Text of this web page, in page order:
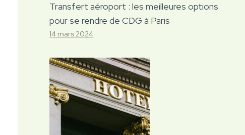
Transfert aéroport : les meilleures options
pour se rendre de CDG à Paris
14 mars 2024